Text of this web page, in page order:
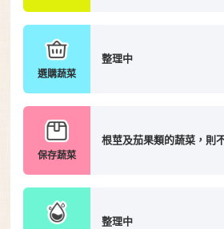
選購蔬菜
整理中
保存蔬菜
根莖及茄果類的蔬菜，則
整理中